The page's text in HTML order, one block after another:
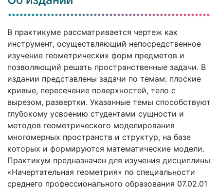
В практикуме рассматривается чертеж как
инструмент, осуществляющий непосредственное
изучение геометрических форм предметов и
позволяющий решать пространственные задачи. В
издании представлены задачи по темам: плоские
кривые, пересечение поверхностей, тело с
вырезом, развертки. Указанные темы способствуют
глубокому усвоению студентами сущности и
методов геометрического моделирования
многомерных пространств и структур, на базе
которых и формируются математические модели.
Практикум предназначен для изучения дисциплины
«Начертательная геометрия» по специальности
среднего профессионального образования 07.02.01